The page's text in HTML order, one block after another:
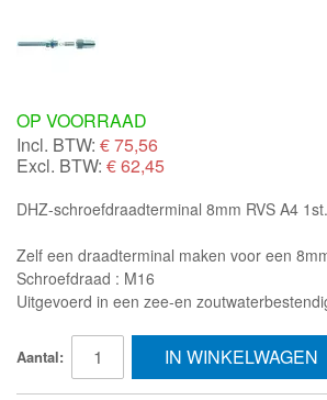
OP VOORRAAD
Incl. BTW: €75,56
Excl. BTW: € 62,45
DHZ-schroefdraadterminal 8mm RVS A4 1st.
Zelf een draadterminal maken voor een
Schroefdraad : M16
Uitgevoerd in een zee-en
Aantal: IN WINKELWAGEN